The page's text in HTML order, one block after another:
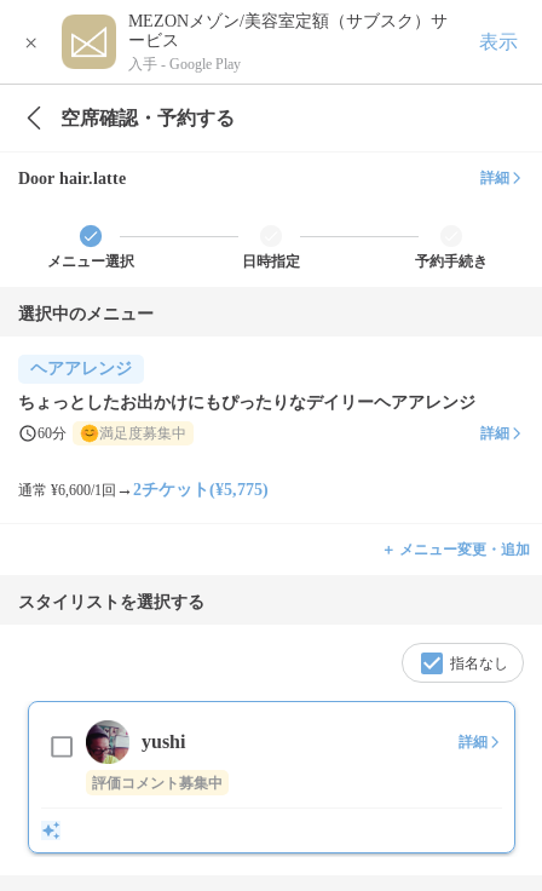
×
MEZONメゾン/美容室定額（サブスク）サ
ービス
入手 - Google Play
表示
空席確認・予約する
Door hair.latte 詳細
メニュー選択 日時指定 予約手続き
選択中のメニュー
ヘアアレンジ
ちょっとしたお出かけにもぴったりなデイリーヘアアレンジ
60分 満足度募集中 詳細
通常 ¥6,600/1回 → 2チケット(¥5,775)
＋ メニュー変更・追加
スタイリストを選択する
指名なし
yushi 詳細
評価コメント募集中